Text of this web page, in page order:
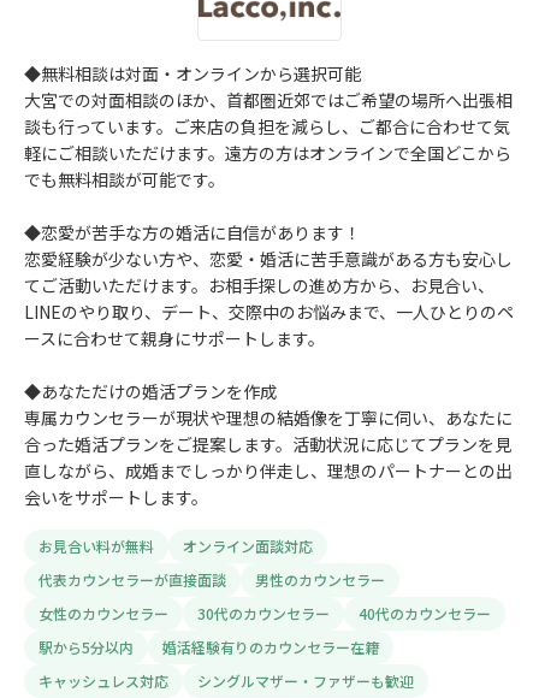
◆無料相談は対面・オンラインから選択可能
大宮での対面相談のほか、首都圏近郊ではご希望の場所へ出張相
談も行っています。ご来店の負担を減らし、ご都合に合わせて気
軽にご相談いただけます。遠方の方はオンラインで全国どこから
でも無料相談が可能です。
◆恋愛が苦手な方の婚活に自信があります！
恋愛経験が少ない方や、恋愛・婚活に苦手意識がある方も安心し
てご活動いただけます。お相手探しの進め方から、お見合い、
LINEのやり取り、デート、交際中のお悩みまで、一人ひとりのペ
ースに合わせて親身にサポートします。
◆あなただけの婚活プランを作成
専属カウンセラーが現状や理想の結婚像を丁寧に伺い、あなたに
合った婚活プランをご提案します。活動状況に応じてプランを見
直しながら、成婚までしっかり伴走し、理想のパートナーとの出
会いをサポートします。
お見合い料が無料
オンライン面談対応
代表カウンセラーが直接面談
男性のカウンセラー
女性のカウンセラー
30代のカウンセラー
40代のカウンセラー
駅から5分以内
婚活経験有りのカウンセラー在籍
キャッシュレス対応
シングルマザー・ファザーも歓迎